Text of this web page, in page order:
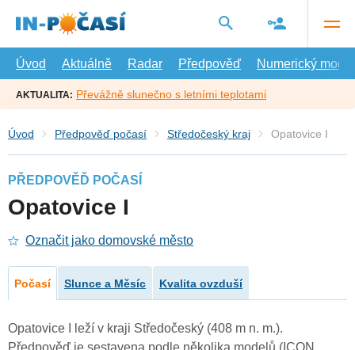
hlavní
Úvod
Aktuálně Radar Předpověď Numerický model
AKTUALITA: Převážně slunečno s letními teplotami
Úvod Předpověď počasí Středočeský kraj Opatovice I
PŘEDPOVĚĎ POČASÍ
Opatovice I
Označit jako domovské město
Počasí Slunce a Měsíc Kvalita ovzduší
Opatovice I leží v kraji Středočeský (408 m n. m.).